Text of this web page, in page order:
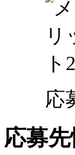
応
応募